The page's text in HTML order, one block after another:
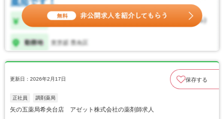
更新日：2026年2月17日 保存する
正社員 調剤薬局
矢の五薬局希央台店 アゼット株式会社の薬剤師求人